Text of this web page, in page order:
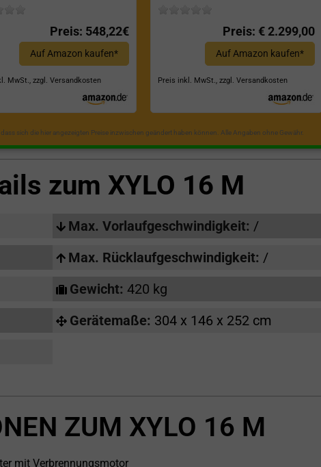
Preis: 548,22€
Auf Amazon kaufen*
MwSt., zzgl. Versandkosten
Preis: € 2.299,00
Auf Amazon kaufen*
Preis inkl. MwSt., zzgl. Versandkosten
sich die hier angezeigten Preise inzwischen geändert haben können. Alle Angaben ohne Gewähr.
zum XYLO 16 M
Max. Vorlaufgeschwindigkeit: /
Max. Rücklaufgeschwindigkeit: /
Gewicht: 420 kg
Gerätemaße: 304 x 146 x 252 cm
ZUM XYLO 16 M
mit Verbrennungsmotor